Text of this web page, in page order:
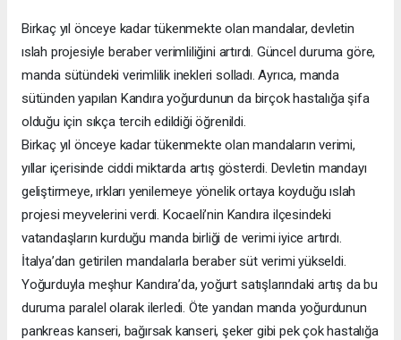
Birkaç yıl önceye kadar tükenmekte olan mandalar, devletin
ıslah projesiyle beraber verimliliğini artırdı. Güncel duruma göre,
manda sütündeki verimlilik inekleri solladı. Ayrıca, manda
sütünden yapılan Kandıra yoğurdunun da birçok hastalığa şifa
olduğu için sıkça tercih edildiği öğrenildi.
Birkaç yıl önceye kadar tükenmekte olan mandaların verimi,
yıllar içerisinde ciddi miktarda artış gösterdi. Devletin mandayı
geliştirmeye, ırkları yenilemeye yönelik ortaya koyduğu ıslah
projesi meyvelerini verdi. Kocaeli’nin Kandıra ilçesindeki
vatandaşların kurduğu manda birliği de verimi iyice artırdı.
İtalya’dan getirilen mandalarla beraber süt verimi yükseldi.
Yoğurduyla meşhur Kandıra’da, yoğurt satışlarındaki artış da bu
duruma paralel olarak ilerledi. Öte yandan manda yoğurdunun
pankreas kanseri, bağırsak kanseri, şeker gibi pek çok hastalığa